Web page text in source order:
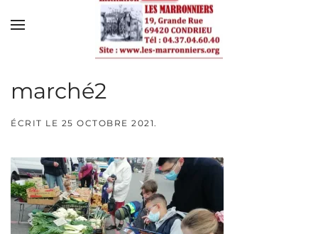
Skip to main content
marché2
ÉCRIT LE 25 OCTOBRE 2021.